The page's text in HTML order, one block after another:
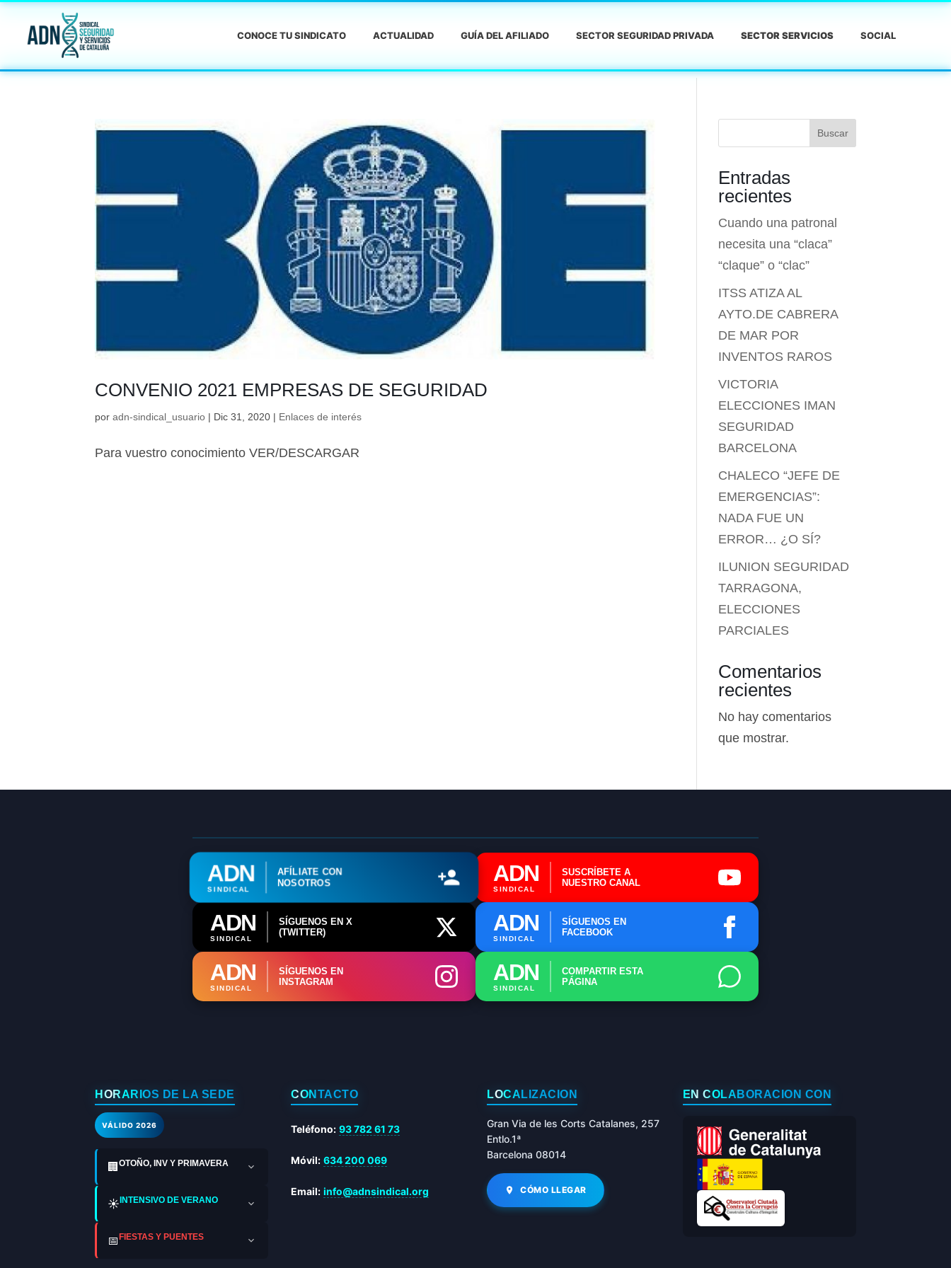
CONOCE TU SINDICATO ACTUALIDAD GUÍA DEL AFILIADO SECTOR SEGURIDAD PRIVADA SECTOR SERVICIOS SOCIAL
CONVENIO 2021 EMPRESAS DE SEGURIDAD
poradn-sindical_usuario | Dic 31, 2020 | Enlaces de interés
Para vuestro conocimiento VER/DESCARGAR
Buscar
Entradas
recientes
Cuando una patronal
necesita una “claca”
“claque” o “clac”
ITSS ATIZA AL
AYTO.DE CABRERA
DE MAR POR
INVENTOS RAROS
VICTORIA
ELECCIONES IMAN
SEGURIDAD
BARCELONA
CHALECO “JEFE DE
EMERGENCIAS”:
NADA FUE UN
ERROR… ¿O SÍ?
ILUNION SEGURIDAD
TARRAGONA,
ELECCIONES
PARCIALES
Comentarios
recientes
No hay comentarios
que mostrar.
ADN
SINDICAL
AFÍLIATE CON
NOSOTROS
ADN
SINDICAL
SUSCRÍBETE A
NUESTRO CANAL
ADN
SINDICAL
SÍGUENOS EN X
(TWITTER)
ADN
SINDICAL
SÍGUENOS EN
FACEBOOK
ADN
SINDICAL
SÍGUENOS EN
INSTAGRAM
ADN
SINDICAL
COMPARTIR ESTA
PÁGINA
HORARIOS DE LA SEDE
VÁLIDO 2026
🏢OTOÑO, INV Y PRIMAVERA
☀️INTENSIVO DE VERANO
📅FIESTAS Y PUENTES
CONTACTO
Teléfono: 93 782 61 73
Móvil: 634 200 069
Email: info@adnsindical.org
LOCALIZACIÓN
Gran Via de les Corts Catalanes, 257
Entlo.1ª
Barcelona 08014
CÓMO LLEGAR
EN COLABORACIÓN CON
📄 Herramienta: Generador Plantillas
✊ Trámite: Afiliarse al Sindicato
📍 Info: Horarios y Contacto Sede